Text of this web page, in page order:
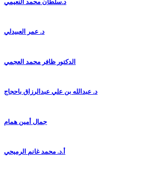
د.سلطان محمد النعيمي
د. عمر العبيدلي
الدكتور ظافر محمد العجمي
د. عبدالله بن علي عبدالرزاق باحجاج
جمال أمين همام
أ.د. محمد غانم الرميحي